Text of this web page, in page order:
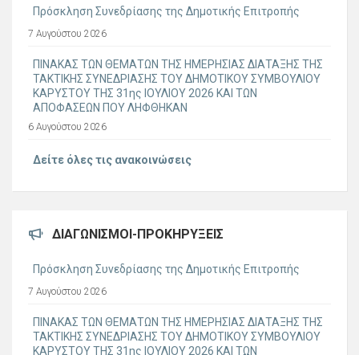
Πρόσκληση Συνεδρίασης της Δημοτικής Επιτροπής
7 Αυγούστου 2026
ΠΙΝΑΚΑΣ ΤΩΝ ΘΕΜΑΤΩΝ ΤΗΣ ΗΜΕΡΗΣΙΑΣ ΔΙΑΤΑΞΗΣ ΤΗΣ
ΤΑΚΤΙΚΗΣ ΣΥΝΕΔΡΙΑΣΗΣ ΤΟΥ ΔΗΜΟΤΙΚΟΥ ΣΥΜΒΟΥΛΙΟΥ
ΚΑΡΥΣΤΟΥ ΤΗΣ 31ης ΙΟΥΛΙΟΥ 2026 ΚΑΙ ΤΩΝ
ΑΠΟΦΑΣΕΩΝ ΠΟΥ ΛΗΦΘΗΚΑΝ
6 Αυγούστου 2026
Δείτε όλες τις ανακοινώσεις
ΔΙΑΓΩΝΙΣΜΟΊ-ΠΡΟΚΗΡΎΞΕΙΣ
Πρόσκληση Συνεδρίασης της Δημοτικής Επιτροπής
7 Αυγούστου 2026
ΠΙΝΑΚΑΣ ΤΩΝ ΘΕΜΑΤΩΝ ΤΗΣ ΗΜΕΡΗΣΙΑΣ ΔΙΑΤΑΞΗΣ ΤΗΣ
ΤΑΚΤΙΚΗΣ ΣΥΝΕΔΡΙΑΣΗΣ ΤΟΥ ΔΗΜΟΤΙΚΟΥ ΣΥΜΒΟΥΛΙΟΥ
ΚΑΡΥΣΤΟΥ ΤΗΣ 31ης ΙΟΥΛΙΟΥ 2026 ΚΑΙ ΤΩΝ